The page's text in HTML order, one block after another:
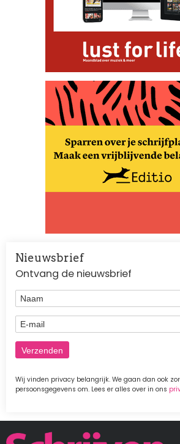
Nieuwsbrief
Ontvang de nieuwsbrief
Naam
E-mail
Wij vinden privacy belangrijk. We gaan dan ook
persoonsgegevens om. Lees er alles over in ons
Afbeelding